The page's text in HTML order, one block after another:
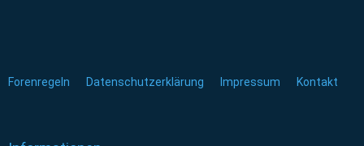
Forenregeln Datenschutzerklärung Impressum Kontakt